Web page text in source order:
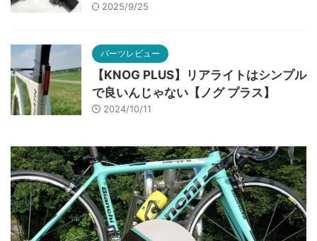
2025/9/25
パーツレビュー
【KNOG PLUS】リアライトはシンプル
で良いんじゃない【ノグ プラス】
2024/10/11